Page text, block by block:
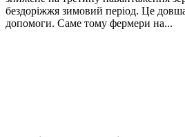
бездоріжжя зимовий період. Це
допомоги. Саме тому фермери на...